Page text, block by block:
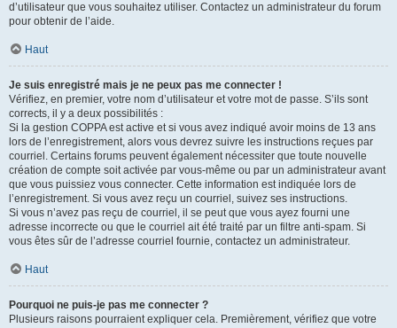
d’utilisateur que vous souhaitez utiliser. Contactez un administrateur du forum
pour obtenir de l’aide.
Haut
Je suis enregistré mais je ne peux pas me connecter !
Vérifiez, en premier, votre nom d’utilisateur et votre mot de passe. S’ils sont
corrects, il y a deux possibilités :
Si la gestion COPPA est active et si vous avez indiqué avoir moins de 13 ans
lors de l’enregistrement, alors vous devrez suivre les instructions reçues par
courriel. Certains forums peuvent également nécessiter que toute nouvelle
création de compte soit activée par vous-même ou par un administrateur avant
que vous puissiez vous connecter. Cette information est indiquée lors de
l’enregistrement. Si vous avez reçu un courriel, suivez ses instructions.
Si vous n’avez pas reçu de courriel, il se peut que vous ayez fourni une
adresse incorrecte ou que le courriel ait été traité par un filtre anti-spam. Si
vous êtes sûr de l’adresse courriel fournie, contactez un administrateur.
Haut
Pourquoi ne puis-je pas me connecter ?
Plusieurs raisons pourraient expliquer cela. Premièrement, vérifiez que votre